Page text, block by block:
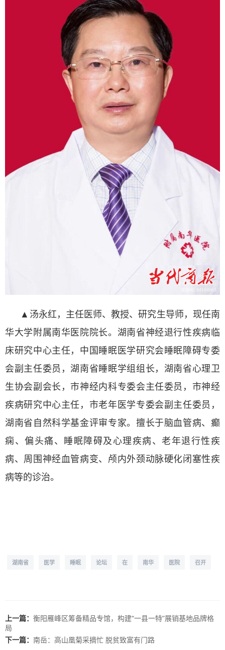
▲汤永红，主任医师、教授、研究生导师，现任南
华大学附属南华医院院长。湖南省神经退行性疾病临
床研究中心主任，中国睡眠医学研究会睡眠障碍专委
会副主任委员，湖南省睡眠学组组长，湖南省心理卫
生协会副会长，市神经内科专委会主任委员，市神经
疾病研究中心主任，市老年医学专委会副主任委员，
湖南省自然科学基金评审专家。擅长于脑血管病、癫
痫、偏头痛、睡眠障碍及心理疾病、老年退行性疾
病、周围神经血管病变、颅内外颈动脉硬化闭塞性疾
病等的诊治。
湖南省 医学 睡眠 论坛 在 南华 医院 召开
上一篇： 衡阳雁峰区筹备精品专馆，构建“一县一特”展销基地品牌格
局
下一篇： 南岳：高山凰菊采摘忙 脱贫致富有门路